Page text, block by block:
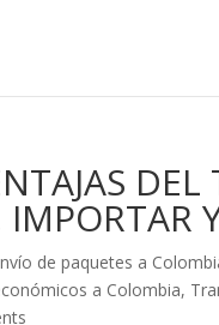
DEL
de paquetes a
a Colombia,